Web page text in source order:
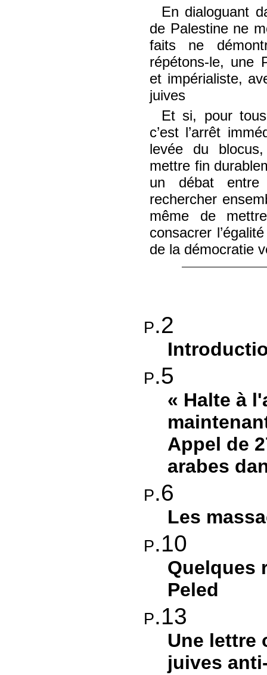
En dialoguant
de Palestine ne
faits ne
répétons-le, une
et impérialiste,
juives
Et si, pour
c’est l’arrêt
levée du
mettre fin
un débat entre
rechercher
même de
consacrer
de la démocratie
p.2
p.5
Halte à
Appel de
arabes
p.6
Les
p.10
Quelques
Peled
p.13
Une lettre
juives